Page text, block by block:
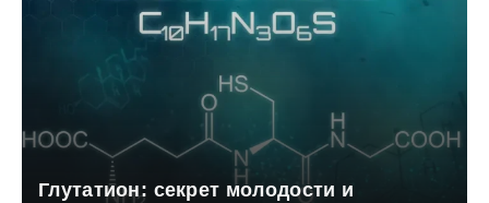
Глутатион: секрет молодости и